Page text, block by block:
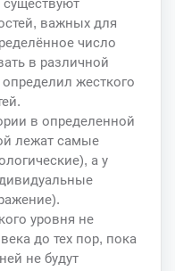
важных для
число
в различной
жесткого
в определенной
лежат самые
а у
уровня не
до тех пор, пока
не будут